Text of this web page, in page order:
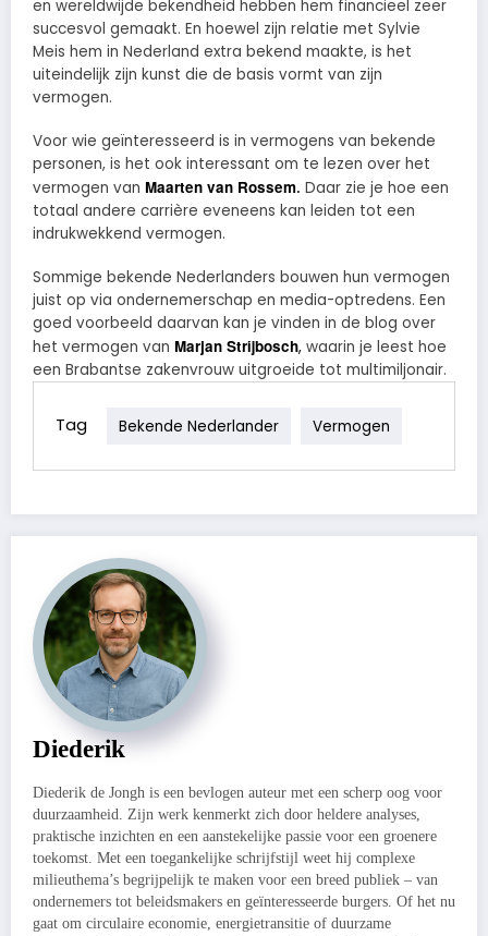
en wereldwijde bekendheid hebben hem financieel zeer
succesvol gemaakt. En hoewel zijn relatie met Sylvie
Meis hem in Nederland extra bekend maakte, is het
uiteindelijk zijn kunst die de basis vormt van zijn
vermogen.
Voor wie geïnteresseerd is in vermogens van bekende
personen, is het ook interessant om te lezen over het
vermogen van Maarten van Rossem. Daar zie je hoe een
totaal andere carrière eveneens kan leiden tot een
indrukwekkend vermogen.
Sommige bekende Nederlanders bouwen hun vermogen
juist op via ondernemerschap en media-optredens. Een
goed voorbeeld daarvan kan je vinden in de blog over
het vermogen van Marjan Strijbosch, waarin je leest hoe
een Brabantse zakenvrouw uitgroeide tot multimiljonair.
Tag Bekende Nederlander Vermogen
Diederik
Diederik de Jongh is een bevlogen auteur met een scherp oog voor
duurzaamheid. Zijn werk kenmerkt zich door heldere analyses,
praktische inzichten en een aanstekelijke passie voor een groenere
toekomst. Met een toegankelijke schrijfstijl weet hij complexe
milieuthema’s begrijpelijk te maken voor een breed publiek – van
ondernemers tot beleidsmakers en geïnteresseerde burgers. Of het nu
gaat om circulaire economie, energietransitie of duurzame